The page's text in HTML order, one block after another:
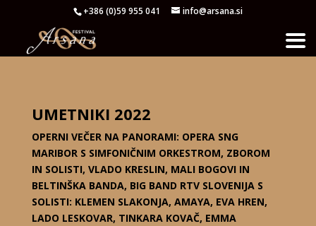
+386 (0)59 955 041 info@arsana.si
UMETNIKI 2022
OPERNI VEČER NA PANORAMI: OPERA SNG
MARIBOR S SIMFONIČNIM ORKESTROM, ZBOROM
IN SOLISTI, VLADO KRESLIN, MALI BOGOVI IN
BELTINŠKA BANDA, BIG BAND RTV SLOVENIJA S
SOLISTI: KLEMEN SLAKONJA, AMAYA, EVA HREN,
LADO LESKOVAR, TINKARA KOVAČ, EMMA